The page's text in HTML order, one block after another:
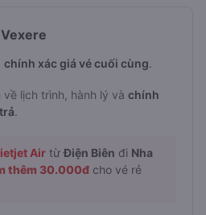
chính xác giá vé cuối cùng.
lịch trình, hành lý và chính
.
Air từĐiện Biên đi Nha
thêm 30.000đ cho vé rẻ